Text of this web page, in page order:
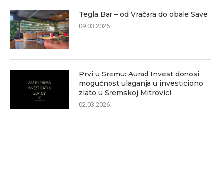
Tegla Bar – od Vračara do obale Save
09.03.2026.
Prvi u Sremu: Aurad Invest donosi
mogućnost ulaganja u investiciono
zlato u Sremskoj Mitrovici
02.03.2026.